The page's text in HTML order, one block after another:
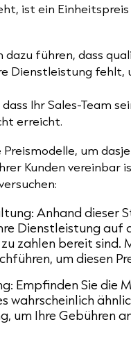
ist ein
dazu führen, dass
Dienstleistung fehlt,
Ihr Sales-Team
erreicht.
um
Kunden vereinbar
Anhand dieser
Dienstleistung auf
zahlen bereit sind.
um diesen
Empfinden Sie die
wahrscheinlich
um Ihre Gebühren